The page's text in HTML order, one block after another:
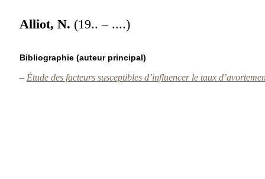
Alliot, N. (19.. – ....)
Bibliographie (auteur principal)
– Étude des facteurs susceptibles d’influencer le taux